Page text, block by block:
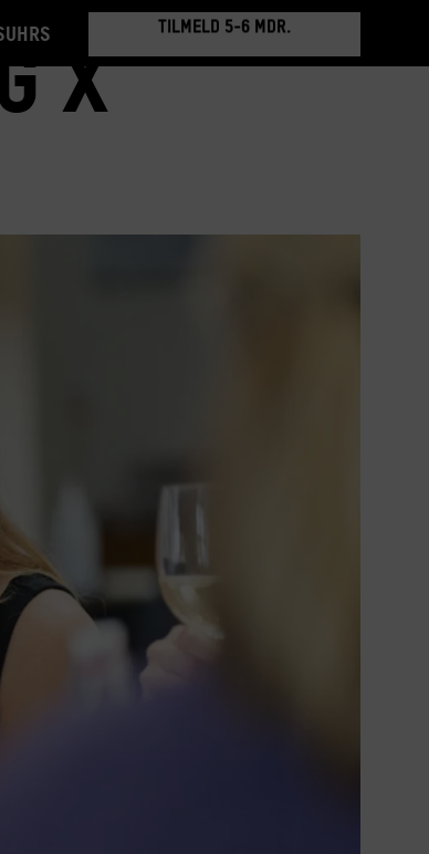
BOOK RUNDVISNING
TILMELD 5-6 MDR.
X